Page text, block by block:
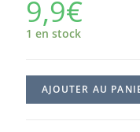
9,9€
1 en stock
AJOUTER AU